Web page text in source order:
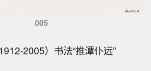
005
2005）书法“推潭仆远”